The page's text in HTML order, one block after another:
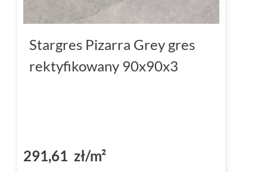
Stargres Pizarra Grey gres
rektyfikowany 90x90x3
291,61 zł/m²